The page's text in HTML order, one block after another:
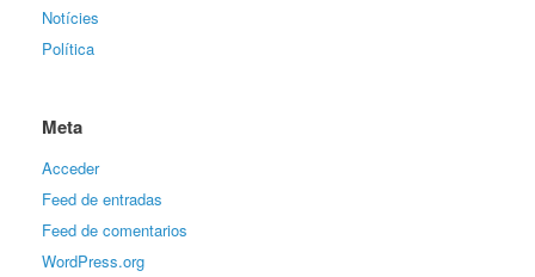
Notícies
Política
Meta
Acceder
Feed de entradas
Feed de comentarios
WordPress.org